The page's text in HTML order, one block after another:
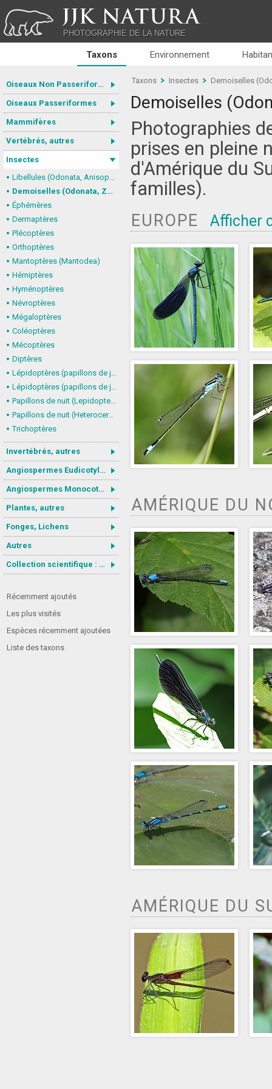
JJK NATURA
PHOTOGRAPHIE DE LA NATURE
Taxons Environnement
Oiseaux Non Passeriformes
Oiseaux Passeriformes
Mammifères
Vertébrés, autres
Insectes
Libellules (Odonata, Anisoptera)
Demoiselles (Odonata, Zygoptera)
Éphémères
Dermaptères
Plécoptères
Orthoptères
Mantoptères (Mantodea)
Hémiptères
Hyménoptères
Névroptères
Mégaloptères
Coléoptères
Mécoptères
Diptères
Lépidoptères (papillons de jour) : nymphalidés
Lépidoptères (papillons de jour, Rhopalocera), autres
Papillons de nuit (Lepidoptera, Heterocera) : Noctuoidea
Papillons de nuit (Heterocera), autres
Trichoptères
Invertébrés, autres
Angiospermes Eudicotylédones
Angiospermes Monocotylédones
Plantes, autres
Fonges, Lichens
Autres
Collection scientifique : Gastrotricha
Récemment ajoutés
Les plus visités
Espèces récemment ajoutées
Liste des taxons
Taxons Insectes Demoiselles
Demoiselles
Photographies
prises en pleine
d'Amérique du
familles).
EUROPE Afficher
AMÉRIQUE DU
AMÉRIQUE DU